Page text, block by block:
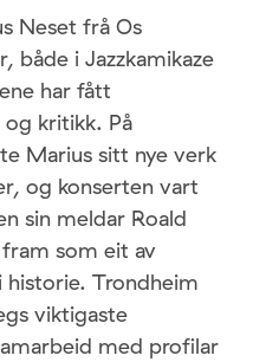
Neset frå Os
både i Jazzkamikaze
har fått
og kritikk. På
Marius sitt nye verk
og konserten vart
sin meldar Roald
som eit av
historie. Trondheim
viktigaste
med profilar